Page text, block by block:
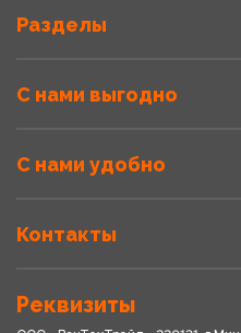
Разделы
С нами выгодно
С нами удобно
Контакты
Реквизиты